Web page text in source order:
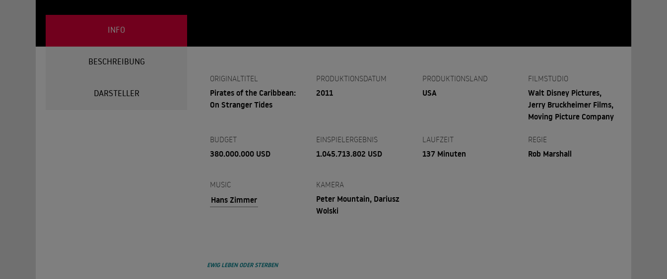
INFO
BESCHREIBUNG
DARSTELLER
ORIGINALTITEL
Pirates of the Caribbean:
On Stranger Tides
PRODUKTIONSDATUM
2011
PRODUKTIONSLAND
USA
FILMSTUDIO
Walt Disney Pictures,
Jerry Bruckheimer Films,
Moving Picture Company
BUDGET
380.000.000 USD
EINSPIELERGEBNIS
1.045.713.802 USD
LAUFZEIT
137 Minuten
REGIE
Rob Marshall
MUSIC
Hans Zimmer
KAMERA
Peter Mountain, Dariusz
Wolski
EWIG LEBEN ODER STERBEN